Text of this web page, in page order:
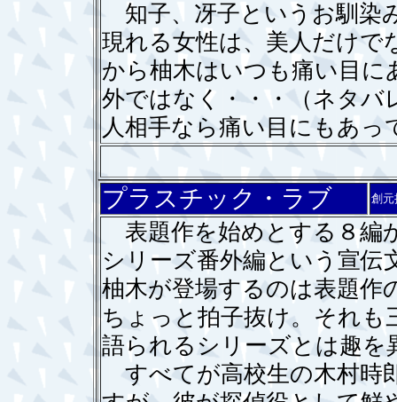
知子、冴子というお馴染
現れる女性は、美人だけ
から柚木はいつも痛い目
外ではなく・・・（ネタバ
人相手なら痛い目にもあっ
プラスチック・ラブ 創元
表題作を始めとする８編
シリーズ番外編という宣
柚木が登場するのは表題作
ちょっと拍子抜け。それも
語られるシリーズとは趣を
すべてが高校生の木村時